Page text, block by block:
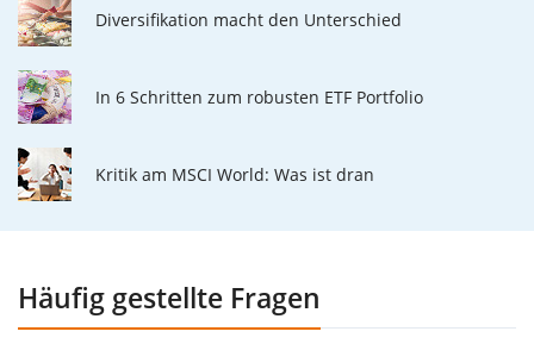
Diversifikation macht den Unterschied
In 6 Schritten zum robusten ETF Portfolio
Kritik am MSCI World: Was ist dran
Häufig gestellte Fragen